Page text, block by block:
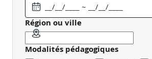
direction, planification, amélioration
modèle opérationnel
Méthode
périmètre de contrôle
Région ou ville
Modalités pédagogiques